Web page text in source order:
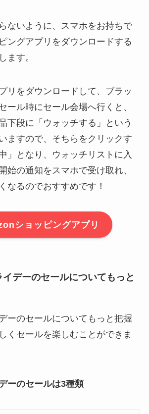
ないように、スマホをお持ちで
ングアプリをダウンロードする
ます。
リをダウンロードして、ブラッ
ール時にセール会場へ行くと、
下段に「ウォッチする」という
ますので、そちらをクリックす
」となり、ウォッチリストに入
始の通知をスマホで受け取れ、
なるのでおすすめです！
ショッピングアプリ
デーのセールについてもっと
ーのセールについてもっと把握
くセールを楽しむことができま
ーのセールは3種類